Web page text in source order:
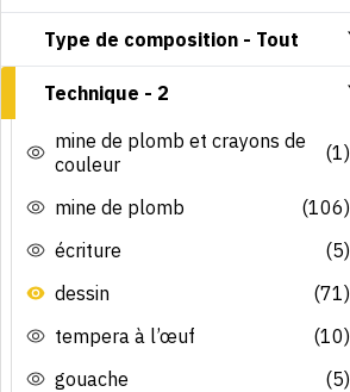
Type de composition - Tout
Technique - 2
mine de plomb et crayons de
couleur
(1)
mine de plomb
(106)
écriture
(5)
dessin
(71)
tempera à l’œuf
(10)
gouache
(5)